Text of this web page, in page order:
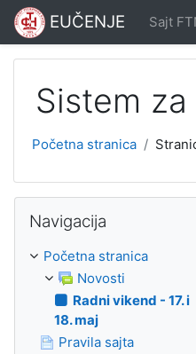
Idi na glavni sadržaj
EUČENJE Sajt
Sistem
Početna stranica
Navigacija
Početna stranica
Novosti
Radni vikend - 17. i
18. maj
Pravila sajta